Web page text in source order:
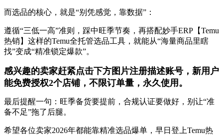
而选品的核心，就是“别凭感觉，靠数据”：
遵循“三低一高”准则，踩中旺季节奏，再搭配妙手ERP【Temu
热销】这样的Temu全托管选品工具，就能从“海量商品里瞎
找”变成“精准锁定爆款”。
感兴趣的卖家赶紧点击下方图片注册描述账号，新用户
能免费授权2个店铺，不限订单量，永久使用。
最后提醒一句：旺季备货要提前，合规认证要做好，别让“准
备不足”拖了后腿。
希望各位卖家2026年都能靠精准选品爆单，早日登上Temu热